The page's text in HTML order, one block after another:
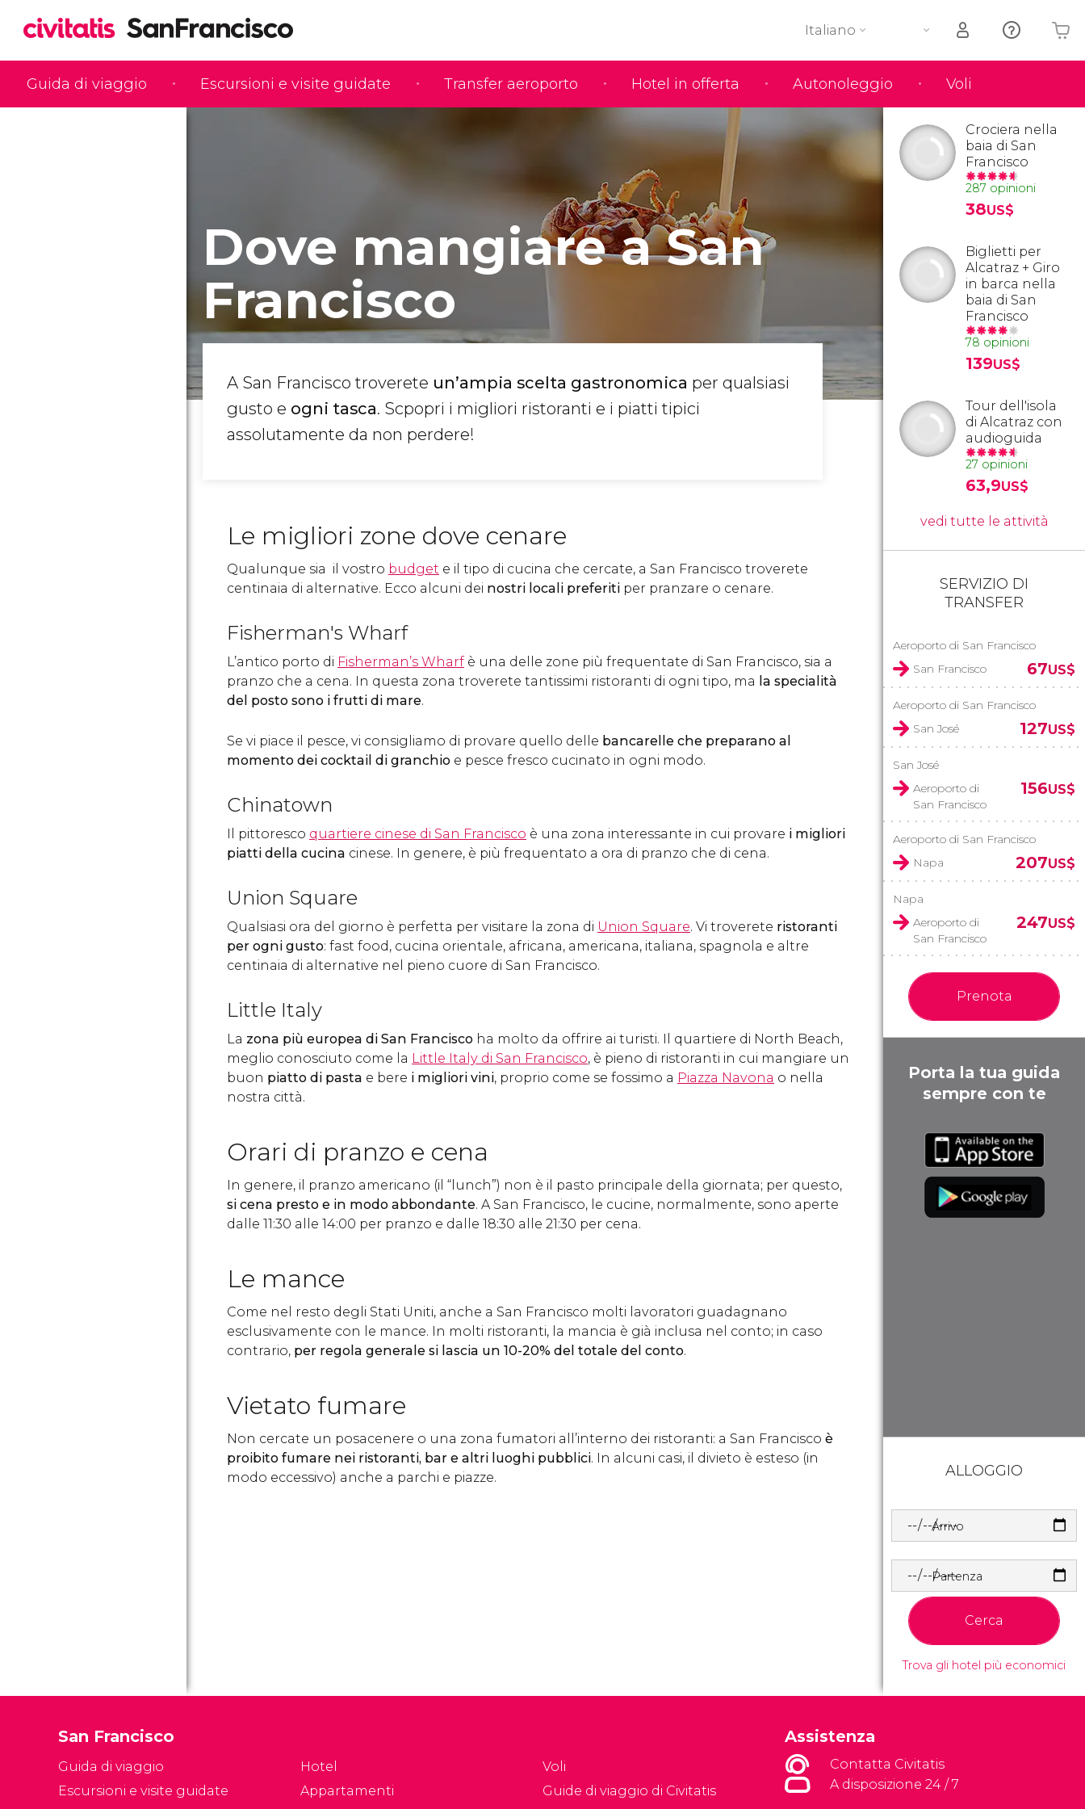
Guida di viaggio Escursioni e visite guidate Transfer aeroporto Hotel in offerta Autonoleggio Voli
Italiano
Il tuo carrello è vuoto
Dove mangiare a San
Francisco
A San Francisco troverete un’ampia scelta gastronomica per qualsiasi
gusto e ogni tasca. Scpopri i migliori ristoranti e i piatti tipici
assolutamente da non perdere!
Le migliori zone dove cenare
Qualunque sia il vostro budget e il tipo di cucina che cercate, a San Francisco troverete
centinaia di alternative. Ecco alcuni dei nostri locali preferiti per pranzare o cenare.
Fisherman's Wharf
L’antico porto di Fisherman’s Wharf è una delle zone più frequentate di San Francisco, sia a
pranzo che a cena. In questa zona troverete tantissimi ristoranti di ogni tipo, ma la specialità
del posto sono i frutti di mare.
Se vi piace il pesce, vi consigliamo di provare quello delle bancarelle che preparano al
momento dei cocktail di granchio e pesce fresco cucinato in ogni modo.
Chinatown
Il pittoresco quartiere cinese di San Francisco è una zona interessante in cui provare i migliori
piatti della cucina cinese. In genere, è più frequentato a ora di pranzo che di cena.
Union Square
Qualsiasi ora del giorno è perfetta per visitare la zona di Union Square. Vi troverete ristoranti
per ogni gusto: fast food, cucina orientale, africana, americana, italiana, spagnola e altre
centinaia di alternative nel pieno cuore di San Francisco.
Little Italy
La zona più europea di San Francisco ha molto da offrire ai turisti. Il quartiere di North Beach,
meglio conosciuto come la Little Italy di San Francisco, è pieno di ristoranti in cui mangiare un
buon piatto di pasta e bere i migliori vini, proprio come se fossimo a Piazza Navona o nella
nostra città.
Orari di pranzo e cena
In genere, il pranzo americano (il “lunch”) non è il pasto principale della giornata; per questo,
si cena presto e in modo abbondante. A San Francisco, le cucine, normalmente, sono aperte
dalle 11:30 alle 14:00 per pranzo e dalle 18:30 alle 21:30 per cena.
Le mance
Come nel resto degli Stati Uniti, anche a San Francisco molti lavoratori guadagnano
esclusivamente con le mance. In molti ristoranti, la mancia è già inclusa nel conto; in caso
contrario, per regola generale si lascia un 10-20% del totale del conto.
Vietato fumare
Non cercate un posacenere o una zona fumatori all’interno dei ristoranti: a San Francisco è
proibito fumare nei ristoranti, bar e altri luoghi pubblici. In alcuni casi, il divieto è esteso (in
modo eccessivo) anche a parchi e piazze.
Crociera nella
baia di San
Francisco
287 opinioni
38US$
Biglietti per
Alcatraz + Giro
in barca nella
baia di San
Francisco
78 opinioni
139US$
Tour dell'isola
di Alcatraz con
audioguida
27 opinioni
63,9US$
vedi tutte le attività
SERVIZIO DI
TRANSFER
Aeroporto di San Francisco
San Francisco
67US$
Aeroporto di San Francisco
San José
127US$
San José
Aeroporto di
San Francisco
156US$
Aeroporto di San Francisco
Napa
207US$
Napa
Aeroporto di
San Francisco
247US$
Prenota
Porta la tua guida
sempre con te
ALLOGGIO
Arrivo
Partenza
Cerca
Trova gli hotel più economici
San Francisco
Guida di viaggio
Escursioni e visite guidate
Hotel
Appartamenti
Voli
Guide di viaggio di Civitatis
Assistenza
Contatta Civitatis
A disposizione 24 / 7